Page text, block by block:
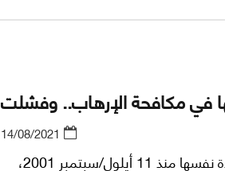
في مكافحة الإرهاب.. وفشلت
14/08/2021
وضعت الولايات المتحدة نفسها منذ 11 أيلول/سبتمبر 2001،